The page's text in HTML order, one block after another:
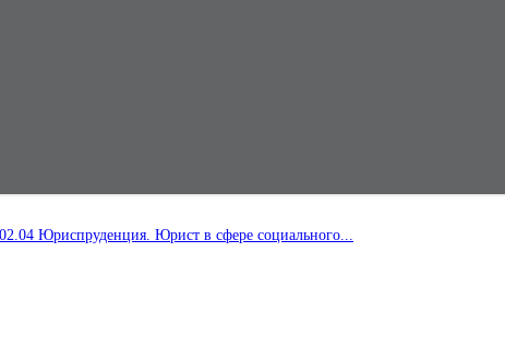
Юриспруденция. Юрист в сфере социального...